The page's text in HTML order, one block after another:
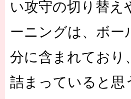
い攻守の切り替え
ーニングは、ボー
分に含まれており
詰まっていると思